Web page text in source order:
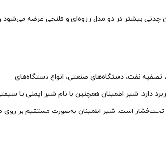
چدنی بیشتر در دو مدل رزوه‌ای و فلنجی عرضه می‌شود
نفت، دستگاه‌های صنعتی، انواع دستگاه‌های
دارد. شیر اطمینان همچنین با نام شیر ایمنی یا
تحت‌فشار است. شیر اطمینان به‌صورت مستقیم بر روی